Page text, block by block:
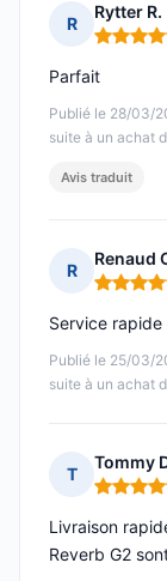
R
Rytter R.
Note : 5
Publié le 28/03/
suite à un achat
Parfait
Avis traduit
R
Renaud
Note : 5
Publié le 25/03/
suite à un achat
Service
T
Tommy
Note : 5
Livraison
Reverb G2